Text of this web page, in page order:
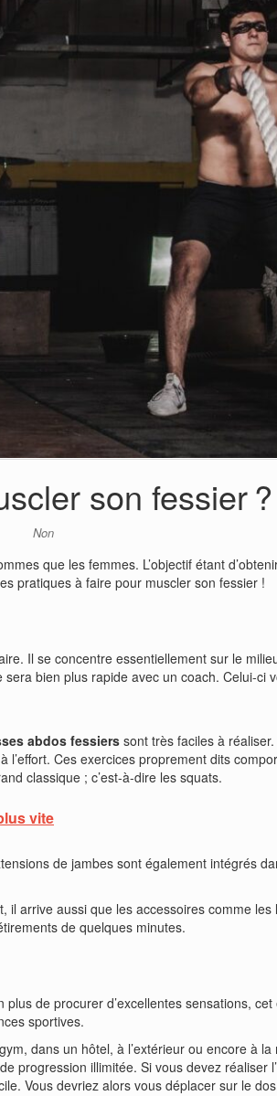
son fessier ?
Non
que les femmes. L’objectif étant
pratiques à faire pour muscler son fessier !
Il se concentre essentiellement sur le
sera bien plus rapide avec un coach. Celui-ci
abdos fessiers sont très faciles à
l’effort. Ces exercices proprement dits
classique ; c’est-à-dire les squats.
vite
de jambes sont également intégrés
il arrive aussi que les accessoires comme
de quelques minutes.
de procurer d’excellentes sensations,
sportives.
dans un hôtel, à l’extérieur ou encore à
progression illimitée. Si vous devez réaliser
Vous devriez alors vous déplacer sur le